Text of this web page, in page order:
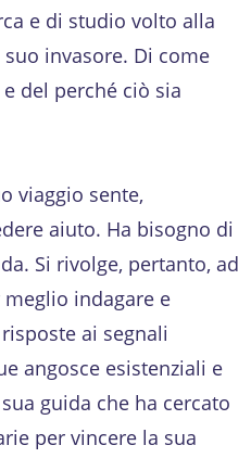
e di studio volto alla
invasore. Di come
del perché ciò sia
viaggio sente,
aiuto. Ha bisogno di
Si rivolge, pertanto, ad
indagare e
ai segnali
angosce esistenziali e
guida che ha cercato
per vincere la sua